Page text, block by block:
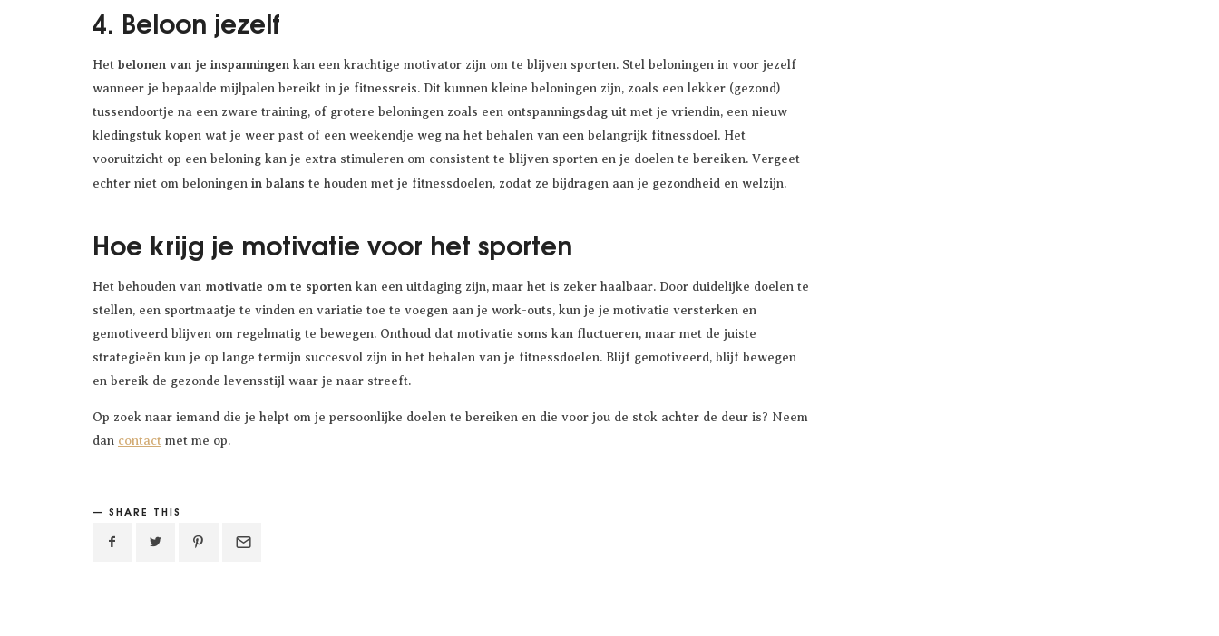
4. Beloon jezelf
Het belonen van je inspanningen kan een krachtige motivator zijn om te blijven sporten. Stel beloningen in voor jezelf
wanneer je bepaalde mijlpalen bereikt in je fitnessreis. Dit kunnen kleine beloningen zijn, zoals een lekker (gezond)
tussendoortje na een zware training, of grotere beloningen zoals een ontspanningsdag uit met je vriendin, een nieuw
kledingstuk kopen wat je weer past of een weekendje weg na het behalen van een belangrijk fitnessdoel. Het
vooruitzicht op een beloning kan je extra stimuleren om consistent te blijven sporten en je doelen te bereiken. Vergeet
echter niet om beloningen in balans te houden met je fitnessdoelen, zodat ze bijdragen aan je gezondheid en welzijn.
Hoe krijg je motivatie voor het sporten
Het behouden van motivatie om te sporten kan een uitdaging zijn, maar het is zeker haalbaar. Door duidelijke doelen te
stellen, een sportmaatje te vinden en variatie toe te voegen aan je work-outs, kun je je motivatie versterken en
gemotiveerd blijven om regelmatig te bewegen. Onthoud dat motivatie soms kan fluctueren, maar met de juiste
strategieën kun je op lange termijn succesvol zijn in het behalen van je fitnessdoelen. Blijf gemotiveerd, blijf bewegen
en bereik de gezonde levensstijl waar je naar streeft.
Op zoek naar iemand die je helpt om je persoonlijke doelen te bereiken en die voor jou de stok achter de deur is? Neem
dan contact met me op.
SHARE THIS